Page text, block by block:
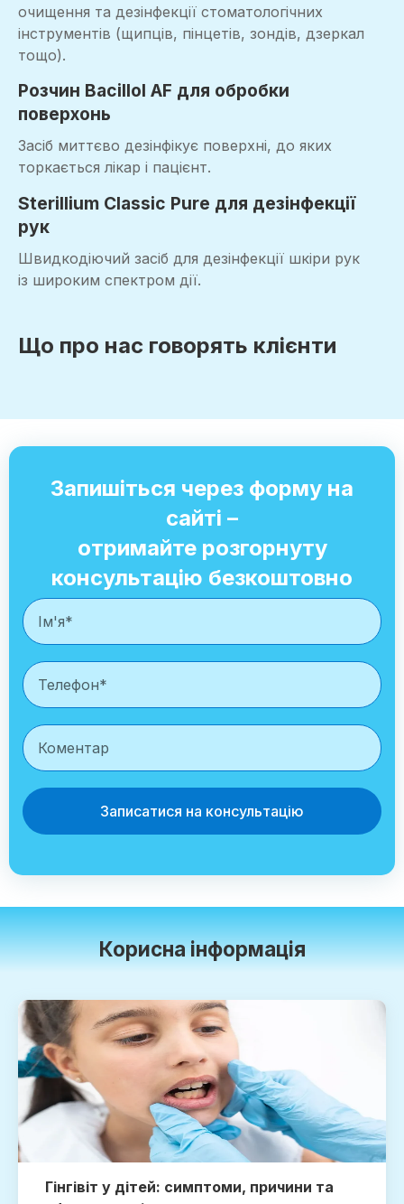
очищення та дезінфекції стоматологічних
інструментів (щипців, пінцетів, зондів, дзеркал
тощо).
Розчин Bacillol AF для обробки
поверхонь
Засіб миттєво дезінфікує поверхні, до яких
торкається лікар і пацієнт.
Sterillium Classic Pure для дезінфекції
рук
Швидкодіючий засіб для дезінфекції шкіри рук
із широким спектром дії.
Що про нас говорять клієнти
Запишіться через форму на
сайті –
отримайте розгорнуту
консультацію безкоштовно
Записатися на консультацію
Корисна інформація
Гінгівіт у дітей: симптоми, причини та